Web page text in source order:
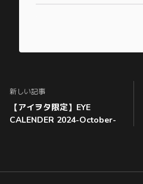
新しい記事
【アイヲタ限定】EYE
CALENDER 2024-October-